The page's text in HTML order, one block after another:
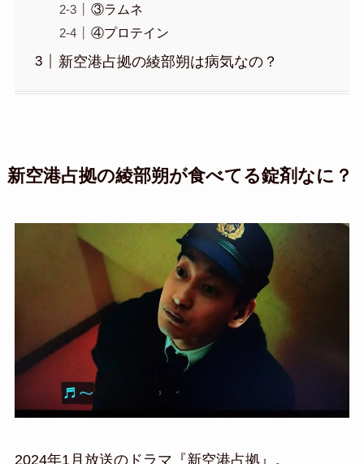
③ラムネ
④プロテイン
新空港占拠の綾部朔は病気なの？
新空港占拠の綾部朔が食べてる錠剤なに？
2024年1月放送のドラマ『新空港占拠』。